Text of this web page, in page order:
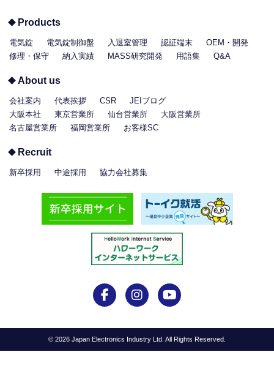
Products
電気錠 電気錠制御盤 入退室管理 認証端末
OEM・開発
修理・保守
納入実績 MASS研究開発 用語集 Q&A
About us
会社案内 代表挨拶 CSR
JEIブログ
大阪本社
東京営業所 仙台営業所
大阪営業所
名古屋営業所
福岡営業所 お客様SC
Recruit
新卒採用 中途採用 協力会社募集
© 2026 Japan Electronics Industry Ltd. All Rights Reserved.